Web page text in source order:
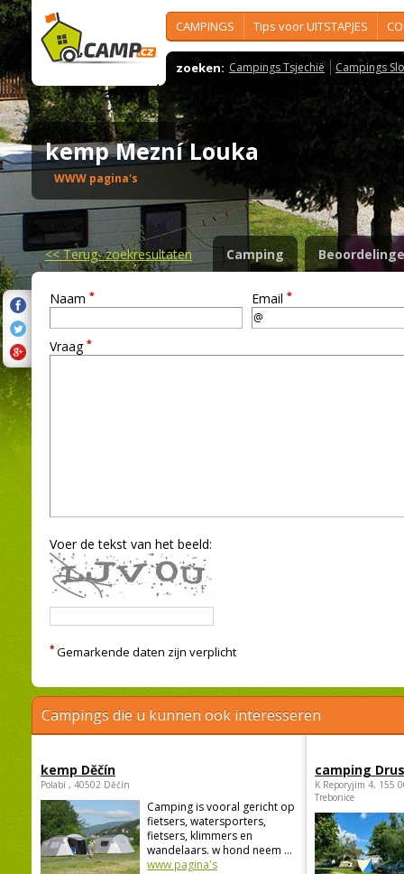
CAMPINGS Tips voor UITSTAPJES
zoeken: Campings Tsjechië Campings
kemp Mezní Louka
WWW pagina's
<<Terug- zoekresultaten Camping
Naam * Email *
Vraag *
Voer de tekst van het beeld:
* Gemarkende daten zijn verplicht
Campings die u kunnen ook interesseren
kemp Děčín
Polabí , 40502 Děčín
Camping is vooral gericht op
fietsers, watersporters,
fietsers, klimmers en
wandelaars. w hond neem ...
www pagina's
camping
K Reporyjim 4, 155
Trebonice